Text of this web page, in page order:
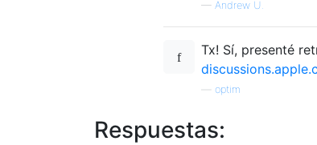
— Andrew U.
Tx! Sí, presenté
optim
Respuestas: